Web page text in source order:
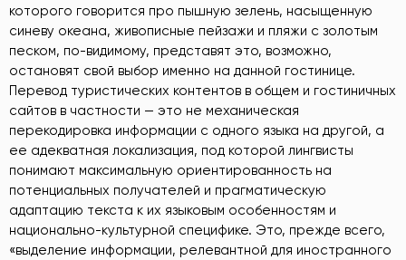
которого говорится про пышную зелень, насыщенную
синеву океана, живописные пейзажи и пляжи с золотым
песком, по-видимому, представят это, возможно,
остановят свой выбор именно на данной гостинице.
Перевод туристических контентов в общем и гостиничных
сайтов в частности — это не механическая
перекодировка информации с одного языка на другой, а
ее адекватная локализация, под которой лингвисты
понимают максимальную ориентированность на
потенциальных получателей и прагматическую
адаптацию текста к их языковым особенностям и
национально-культурной специфике. Это, прежде всего,
«выделение информации, релевантной для иностранного